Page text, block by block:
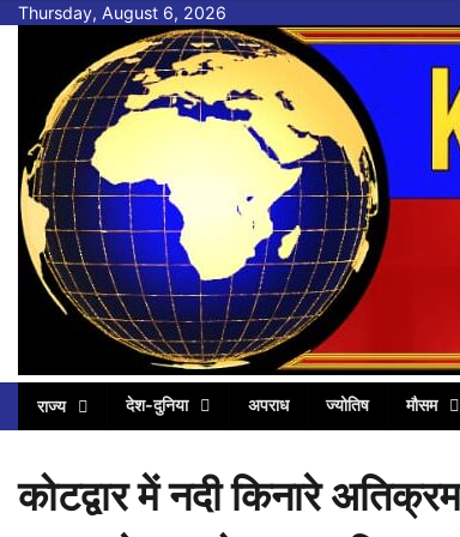
SkipThursday, August 6, 2026
राज्य देश-दुनिया अपराध ज्योतिष मौसम
कोटद्वार में नदी किनारे